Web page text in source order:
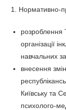
1. Нормативно-
розроблення
організації
навчальних
внесення
Київську та
психолого-